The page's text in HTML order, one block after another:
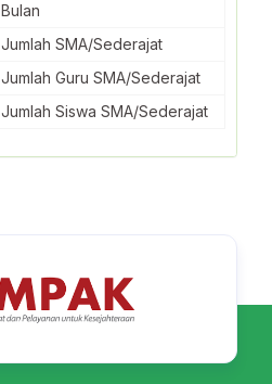
Bulan
Jumlah SMA/Sederajat
Jumlah Guru SMA/Sederajat
Jumlah Siswa SMA/Sederajat